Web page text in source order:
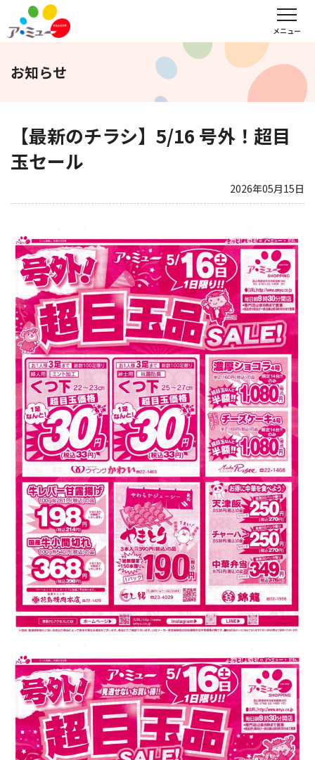
メニュー
フロアガイド レンタル会議室予約
サンキュー
福野タウンホテル
会社概要 求人情報 お問い合わせ
お知らせ
【最新のチラシ】5/16 号外！超目
玉セール
2026年05月15日